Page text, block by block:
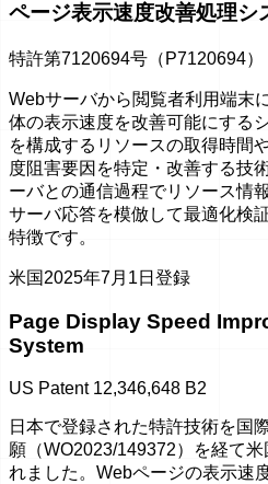
ページ表示速度改善処理シ
特許第7120694号（P7120694）
Webサーバから閲覧者利用端末
体の表示速度を改善可能にする
を構成するリソースの取得時間
度阻害要因を特定・改善する技
ーバとの通信過程でリソース情
サーバ応答を模倣して最適化検
特徴です。
米国2025年7月1日登録
Page Display Speed
System
US Patent 12,346,648 B2
日本で登録された特許技術を国
願（WO2023/149372）を経て
れました。Webページの表示速